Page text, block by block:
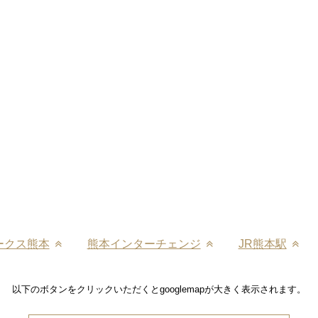
クス熊本 熊本インターチェンジ JR熊本駅
以下のボタンをクリックいただくとgooglemapが大きく表示されます。